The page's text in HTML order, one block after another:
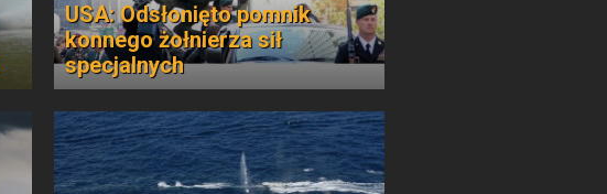
USA: Odsłonięto pomnik
konnego żołnierza sił
specjalnych